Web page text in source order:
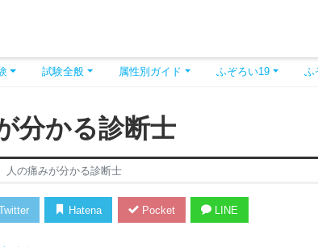
試験全般 属性別ガイド ふぞろい19 ふ
分かる診断士
人の痛みが分かる診断士
Hatena Pocket LINE